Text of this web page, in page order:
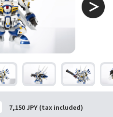
7,150 JPY (tax included)